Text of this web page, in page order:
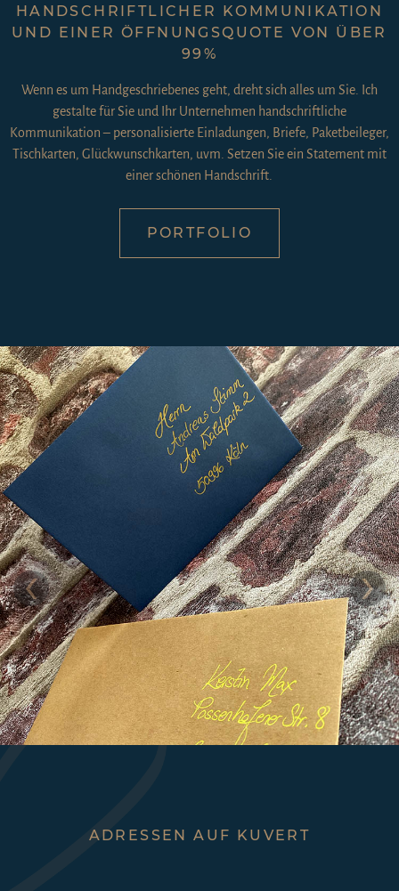
HANDSCHRIFTLICHER KOMMUNIKATION
UND EINER ÖFFNUNGSQUOTE VON ÜBER
99%
Wenn es um Handgeschriebenes geht, dreht sich alles um Sie. Ich
gestalte für Sie und Ihr Unternehmen handschriftliche
Kommunikation – personalisierte Einladungen, Briefe, Paketbeileger,
Tischkarten, Glückwunschkarten, uvm. Setzen Sie ein Statement mit
einer schönen Handschrift.
PORTFOLIO
ADRESSEN AUF KUVERT
‹ ›